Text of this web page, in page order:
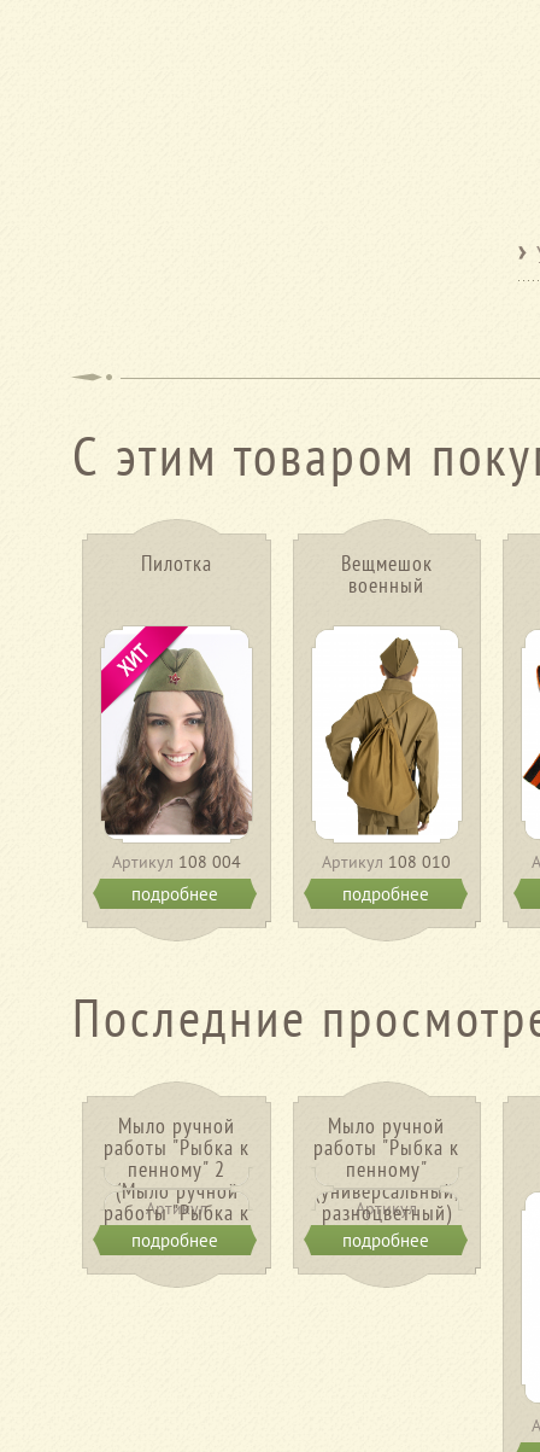
С этим товаром
Пилотка
Артикул 108 004
подробнее
Вещмешок
военный
Артикул 108 010
подробнее
Последние
Мыло ручной
работы "Рыбка к
пенному" 2
(Мыло ручной
работы "Рыбка к
пенному" 2)
Артикул
подробнее
Мыло ручной
работы "Рыбка к
пенному"
(универсальный,
разноцветный)
Артикул
подробнее